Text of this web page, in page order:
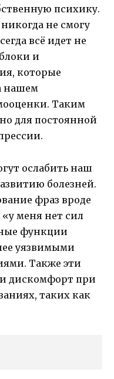
психику.
не смогу
всё идет не
и
которые
нашем
Таким
для постоянной
ослабить наш
болезней.
фраз вроде
меня нет сил
функции
уязвимыми
Также эти
дискомфорт при
таких как